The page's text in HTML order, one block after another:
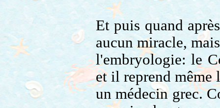
Et puis quand
aucun miracle,
l'embryologie: le
et il reprend même
un médecin grec.